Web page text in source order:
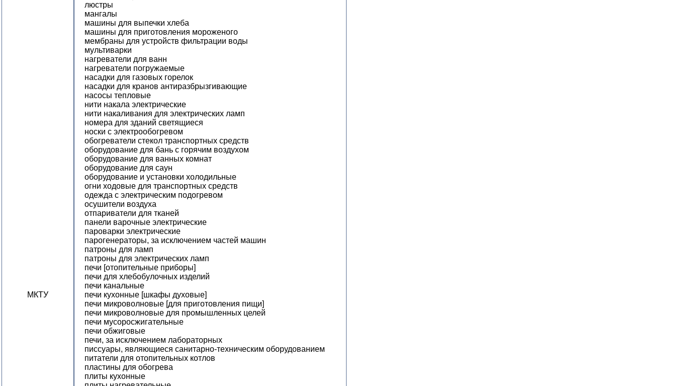
МКТУ
люстры
мангалы
машины для выпечки хлеба
машины для приготовления мороженого
мембраны для устройств фильтрации воды
мультиварки
нагреватели для ванн
нагреватели погружаемые
насадки для газовых горелок
насадки для кранов антиразбрызгивающие
насосы тепловые
нити накала электрические
нити накаливания для электрических ламп
номера для зданий светящиеся
носки с электрообогревом
обогреватели стекол транспортных средств
оборудование для бань с горячим воздухом
оборудование для ванных комнат
оборудование для саун
оборудование и установки холодильные
огни ходовые для транспортных средств
одежда с электрическим подогревом
осушители воздуха
отпариватели для тканей
панели варочные электрические
пароварки электрические
парогенераторы, за исключением частей машин
патроны для ламп
патроны для электрических ламп
печи [отопительные приборы]
печи для хлебобулочных изделий
печи канальные
печи кухонные [шкафы духовые]
печи микроволновые [для приготовления пищи]
печи микроволновые для промышленных целей
печи мусоросжигательные
печи обжиговые
печи, за исключением лабораторных
писсуары, являющиеся санитарно-техническим оборудованием
питатели для отопительных котлов
пластины для обогрева
плиты кухонные